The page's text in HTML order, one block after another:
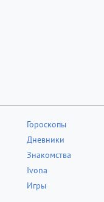
Гороскопы
Дневники
Знакомства
Ivona
Игры